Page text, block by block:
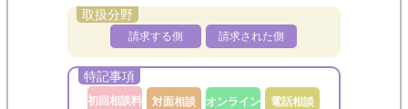
請求する側 請求された側
初回相談料
対面相談
オンライン
電話相談